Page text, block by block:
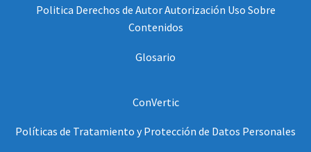
Politica Derechos de Autor Autorización Uso Sobre
Contenidos
Glosario
ConVertic
Políticas de Tratamiento y Protección de Datos Personales